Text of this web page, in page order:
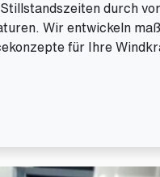
durch
Wir entwickeln
für Ihre